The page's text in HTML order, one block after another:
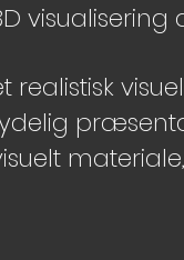
realistisk